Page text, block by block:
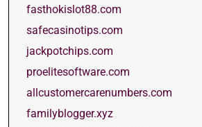
fasthokislot88.com
safecasinotips.com
jackpotchips.com
proelitesoftware.com
allcustomercarenumbers.com
familyblogger.xyz